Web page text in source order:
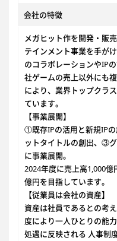
会社の特徴
メガヒット作を開発・販
テインメント事業を手が
のコラボレーションやIP
社ゲームの売上以外にも
により、業界トップクラ
ています。
【事業展開】
①既存IPの活用と新規IP
ットタイトルの創出、③
に事業展開。
2024年度に売上高1,000
億円を目指しています。
【従業員は会社の資産】
資産は社員であるとの考
度により一人ひとりの能
処遇に反映される 人事制